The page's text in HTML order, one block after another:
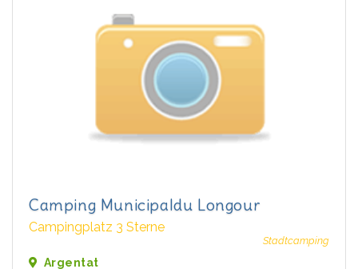
Camping Municipaldu Longour
Campingplatz 3 Sterne
Stadtcamping
Argentat